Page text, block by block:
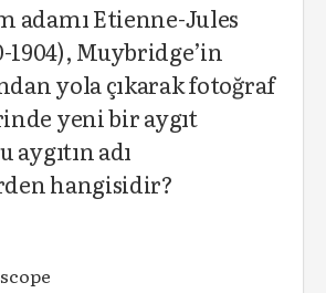
adamı Etienne-Jules
1904), Muybridge’in
yola çıkarak fotoğraf
yeni bir aygıt
adı
hangisidir?